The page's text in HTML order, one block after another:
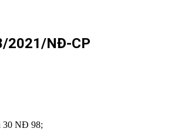
2021/NĐ-CP
30 NĐ 98;